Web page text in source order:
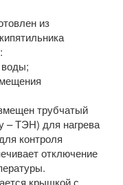
из
воды;
трубчатый
– ТЭН) для нагрева
контроля
отключение
крышкой с